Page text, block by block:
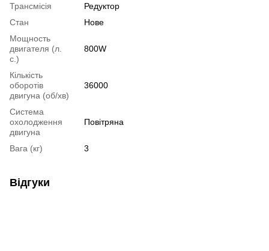
Трансмісія
Редуктор
Стан
Нове
Мощность
двигателя (л.
с.)
800W
Кількість
оборотів
двигуна (об/хв)
36000
Система
охолодження
двигуна
Повітряна
Вага (кг) 3
Відгуки